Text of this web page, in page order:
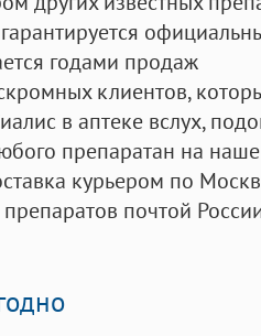
годами продаж
клиентов,
в аптеке вслух,
препаратан на
курьером по
почтой